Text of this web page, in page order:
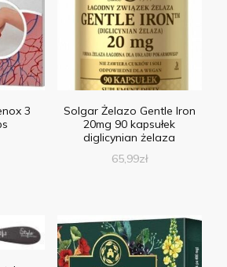
3
Solgar Żelazo Gentle Iron
20mg 90 kapsułek
diglicynian żelaza
65,99zł